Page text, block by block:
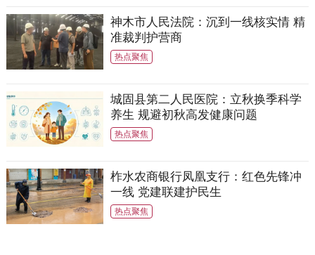
神木市人民法院：沉到一线核实情 精
准裁判护营商
热点聚焦
城固县第二人民医院：立秋换季科学
养生 规避初秋高发健康问题
热点聚焦
柞水农商银行凤凰支行：红色先锋冲
一线 党建联建护民生
热点聚焦